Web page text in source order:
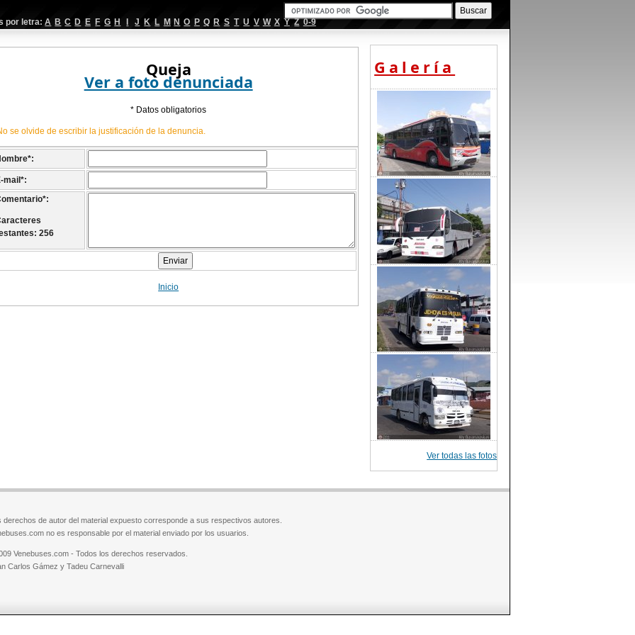
por letra: A B C D E F G H J K L M N O P Q R S T U V W X Y Z 0-9
Galería
Ver todas las fotos
Queja
Ver a foto denunciada
* Datos obligatorios
se olvide de escribir la justificación de la denuncia.
*:
mail*:
*:
256
Inicio
derechos de autor del material expuesto corresponde a sus respectivos autores.
no es responsable por el material enviado por los usuarios.
Venebuses.com - Todos los derechos reservados.
Carlos Gámez y Tadeu Carnevalli